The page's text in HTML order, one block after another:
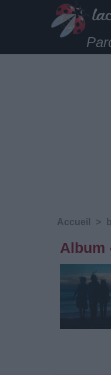
Accueil >
Album